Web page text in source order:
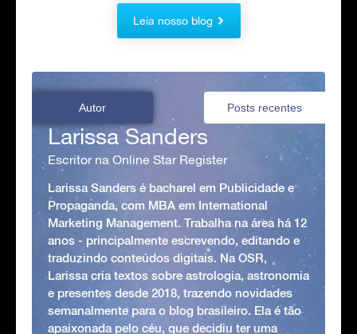
Leia nosso blog
Autor Posts recentes
Larissa Sanders
Escritor na Online Star Register
Larissa Sanders é bacharel em Publicidade e
Propaganda, com MBA em International
Marketing Management. Trabalha na área há 12
anos - principalmente escrevendo, editando e
traduzindo conteúdos digitais. Na OSR,
Larissa cria textos sobre astrologia, astronomia
e presentes desde 2018, trazendo novidades
semanalmente para o blog brasileiro. Ela é tão
apaixonada pelo céu, que decidiu ter uma